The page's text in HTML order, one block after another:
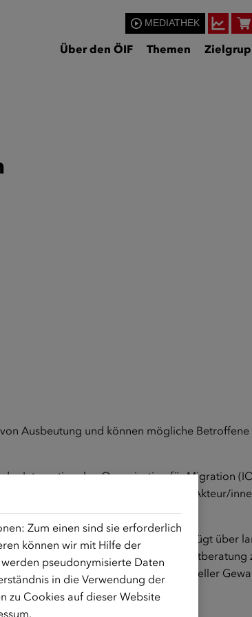
MEDIATHEK
Über den ÖIF Themen
Ausbeutung und können mögliche Betroffene
Internationalen Organisation für Migration
BFA, die BBU GmbH und weitere Akteur/
Frauenhandels (IBF). Die Juristin verfügt über
in der BBU GmbH u. a. für Schubhaftberatung
Flucht und struktureller
Zum einen sind sie erforderlich
können wir mit Hilfe der
pseudonymisierte Daten
in die Verwendung der
zu Cookies auf dieser Website
.